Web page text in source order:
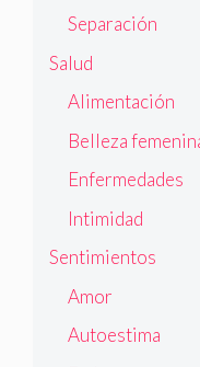
Separación
Salud
Alimentación
Belleza
Enfermedades
Intimidad
Sentimientos
Amor
Autoestima